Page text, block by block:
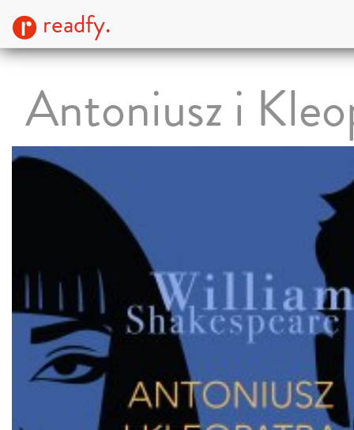
readfy.
Antoniusz i